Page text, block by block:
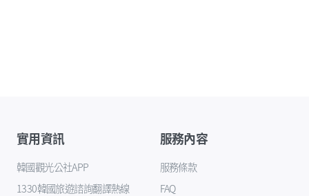
實用資訊
韓國觀光公社APP
1330韓國旅遊諮詢翻譯熱線
服務內容
服務條款
FAQ